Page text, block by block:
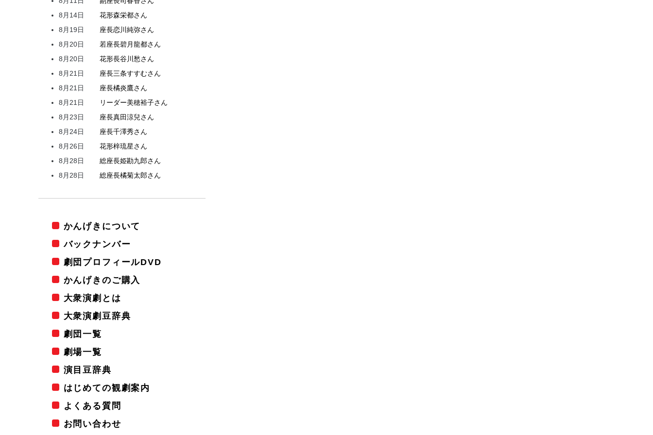
8月14日
花形森栄都さん
8月19日
座長恋川 純弥さん
8月20日
若座長碧月龍都さん
8月20日
花形長谷川 愁さん
8月21日
座長三条すすむさん
8月21日
座長橘炎鷹さん
8月21日
リーダー美穂裕子さん
8月23日
座長真田涼兒さん
8月24日
座長千澤秀さん
8月26日
花形梓琉星さん
8月28日
総座長姫勘九郎さん
8月28日
総座長橘菊太郎さん
かんげきについて
バックナンバー
劇団プロフィールDVD
かんげきのご購入
大衆演劇とは
大衆演劇豆辞典
劇団一覧
劇場一覧
演目豆辞典
はじめての観劇案内
よくある質問
お問い合わせ